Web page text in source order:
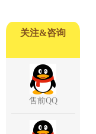
关注&咨询
售前QQ